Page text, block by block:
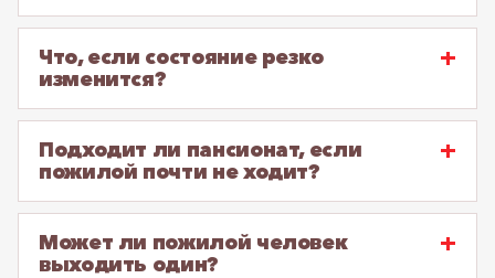
Что, если состояние резко
изменится?
Подходит ли пансионат, если
пожилой почти не ходит?
Может ли пожилой человек
выходить один?